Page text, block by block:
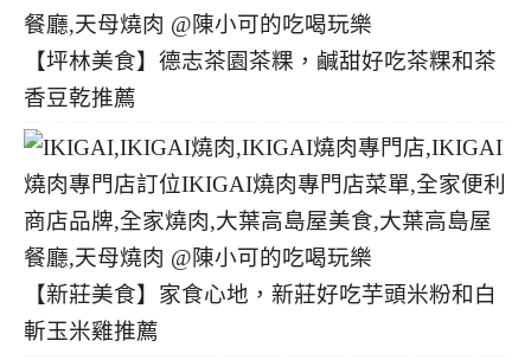
【坪林美食】德志茶園茶粿，鹹甜好吃茶粿和茶
香豆乾推薦
【新莊美食】家食心地，新莊好吃芋頭米粉和白
斬玉米雞推薦